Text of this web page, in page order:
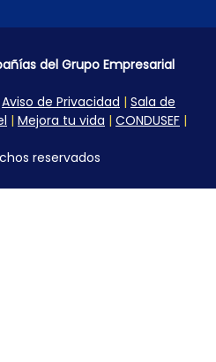
del Grupo Empresarial
Aviso de Privacidad | Sala de
| Mejora tu vida | CONDUSEF |
reservados